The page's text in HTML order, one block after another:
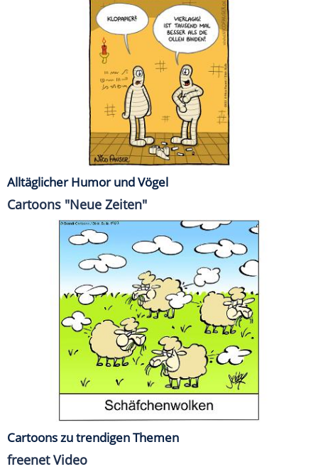
Alltäglicher Humor und Vögel
Cartoons "Neue Zeiten"
Cartoons zu trendigen Themen
freenet Video